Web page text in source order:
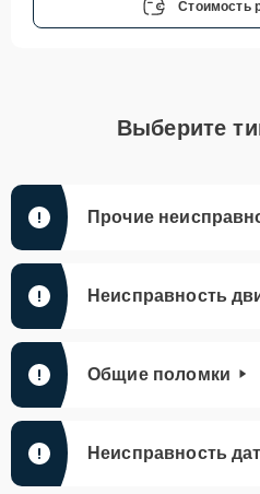
Стоимость
Выберите
Прочие
Неисправность
Общие поломки
Неисправность